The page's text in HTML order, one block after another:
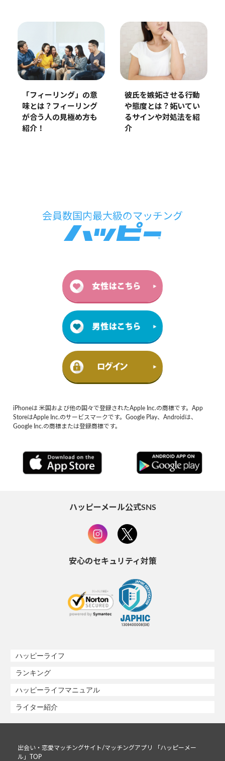
「フィーリング」の意
味とは？フィーリング
が合う人の見極め方も
紹介！
彼氏を嫉妬させる行動
や態度とは？妬いてい
るサインや対処法を紹
介
iPhoneは 米国および他の国々で登録されたApple Inc.の商標です。App
StoreはApple Inc.のサービスマークです。Google Play、Androidは、
Google Inc.の商標または登録商標です。
ハッピーメール公式SNS
安心のセキュリティ対策
ハッピーライフ
ランキング
ハッピーライフマニュアル
ライター紹介
出会い・恋愛マッチングサイト/マッチングアプリ 「ハッピーメー
ル」TOP